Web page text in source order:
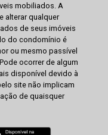
mobiliados. A
alterar qualquer
de seus imóveis
do condomínio é
ou mesmo passível
ocorrer de algum
disponível devido à
site não implicam
de quaisquer